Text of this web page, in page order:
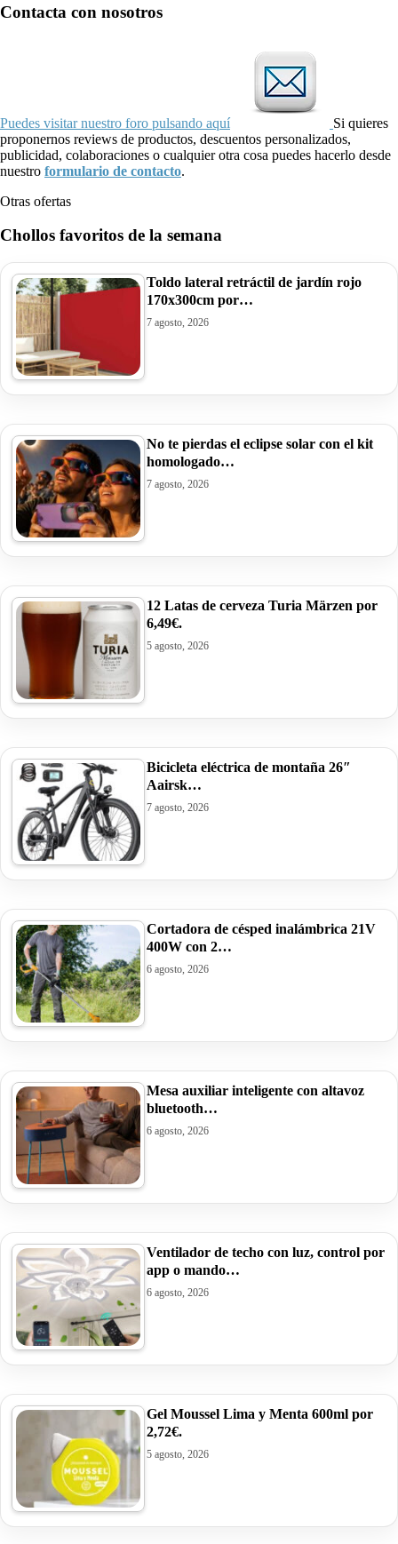
Contacta con nosotros
Puedes visitar nuestro foro pulsando aquí
Si quieres
proponernos reviews de productos, descuentos personalizados,
publicidad, colaboraciones o cualquier otra cosa puedes hacerlo desde
nuestro formulario de contacto.
Otras ofertas
Chollos favoritos de la semana
Toldo lateral retráctil de jardín rojo
170x300cm por…
7 agosto, 2026
No te pierdas el eclipse solar con el kit
homologado…
7 agosto, 2026
12 Latas de cerveza Turia Märzen por
6,49€.
5 agosto, 2026
Bicicleta eléctrica de montaña 26″
Aairsk…
7 agosto, 2026
Cortadora de césped inalámbrica 21V
400W con 2…
6 agosto, 2026
Mesa auxiliar inteligente con altavoz
bluetooth…
6 agosto, 2026
Ventilador de techo con luz, control por
app o mando…
6 agosto, 2026
Gel Moussel Lima y Menta 600ml por
2,72€.
5 agosto, 2026